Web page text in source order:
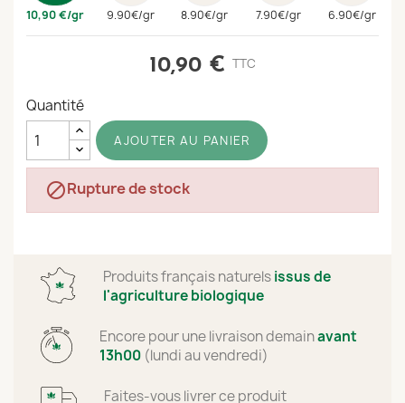
10,90 €/gr 9.90€/gr 8.90€/gr 7.90€/gr 6.90€/gr
10,90 € TTC
Quantité
AJOUTER AU PANIER
Rupture de stock
Produits français naturelsissus de
l'agriculture biologique
Encorepour une livraison demainavant
13h00 (lundi au vendredi)
Faites-vous livrer ce produit